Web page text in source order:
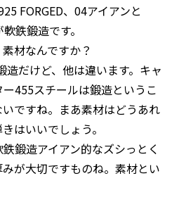
FORGED、04アイアンと
鉄鍛造です。
材なんですか？
だけど、他は違います。キャ
455スチールは鍛造というこ
ですね。まあ素材はどうあれ
はいいでしょう。
鍛造アイアン的なズシっとく
が大切ですものね。素材とい